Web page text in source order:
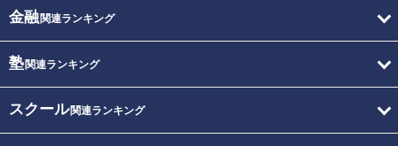
金融関連ランキング
塾関連ランキング
スクール関連ランキング